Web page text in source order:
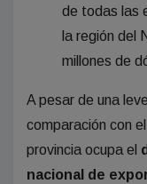
de todas las
la región del
millones de
A pesar de una
comparación con
provincia ocupa el
nacional de